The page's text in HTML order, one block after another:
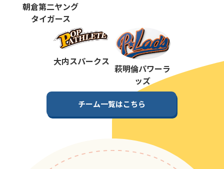
第7回
第6回 ポップアスリートカップ
第5回 ポップアスリートカップ
ポップアスリートカップ
ポップアスリートカップ
ポップアスリートカップ
朝倉第二ヤング
タイガース
大内スパークス
萩明倫パワーラ
ッズ
チーム一覧はこちら